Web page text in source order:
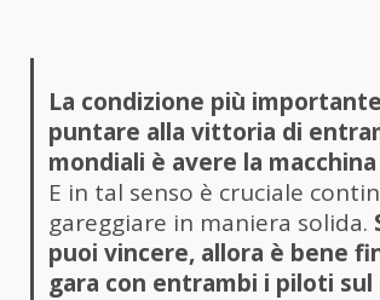
La condizione più
puntare alla vittoria di
mondiali è avere la
E in tal senso è cruciale
gareggiare in maniera solida.
puoi vincere, allora è bene
gara con entrambi i piloti sul